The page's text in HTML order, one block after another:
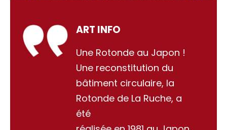
ART INFO
Une Rotonde au Japon !
Une reconstitution du
bâtiment circulaire, la
Rotonde de La Ruche, a
été